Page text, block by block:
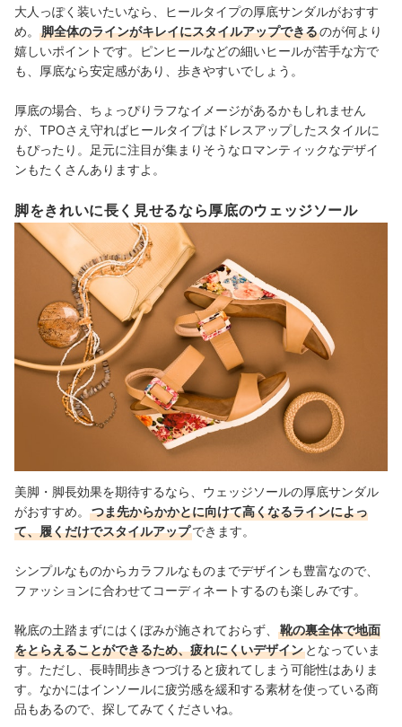
大人っぽく装いたいなら、ヒールタイプの厚底サンダルがおすす
め。
脚全体のラインがキレイにスタイルアップできるのが何より
嬉しいポイントです。ピンヒールなどの細いヒールが苦手な方で
も、厚底なら安定感があり、歩きやすいでしょう。
厚底の場合、ちょっぴりラフなイメージがあるかもしれません
が、TPOさえ守ればヒールタイプはドレスアップしたスタイルに
もぴったり。足元に注目が集まりそうなロマンティックなデザイ
ンもたくさんありますよ。
脚をきれいに長く見せるなら厚底のウェッジソール
美脚・脚長効果を期待するなら、ウェッジソールの厚底サンダル
がおすすめ。
つま先からかかとに向けて高くなるラインによっ
て、履くだけでスタイルアップできます。
シンプルなものからカラフルなものまでデザインも豊富なので、
ファッションに合わせてコーディネートするのも楽しみです。
靴底の土踏まずにはくぼみが施されておらず、
靴の裏全体で地面
をとらえることができるため、疲れにくいデザイン となっていま
す。ただし、長時間歩きつづけると疲れてしまう可能性はありま
す。なかにはインソールに疲労感を緩和する素材を使っている商
品もあるので、探してみてくださいね。